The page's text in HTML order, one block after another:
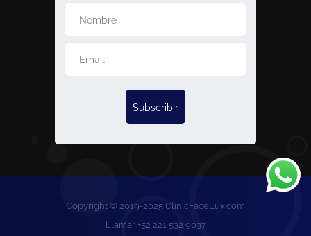
Copyright © 2019-2025 ClinicFaceLux.com
Llamar +52 221 532 9037